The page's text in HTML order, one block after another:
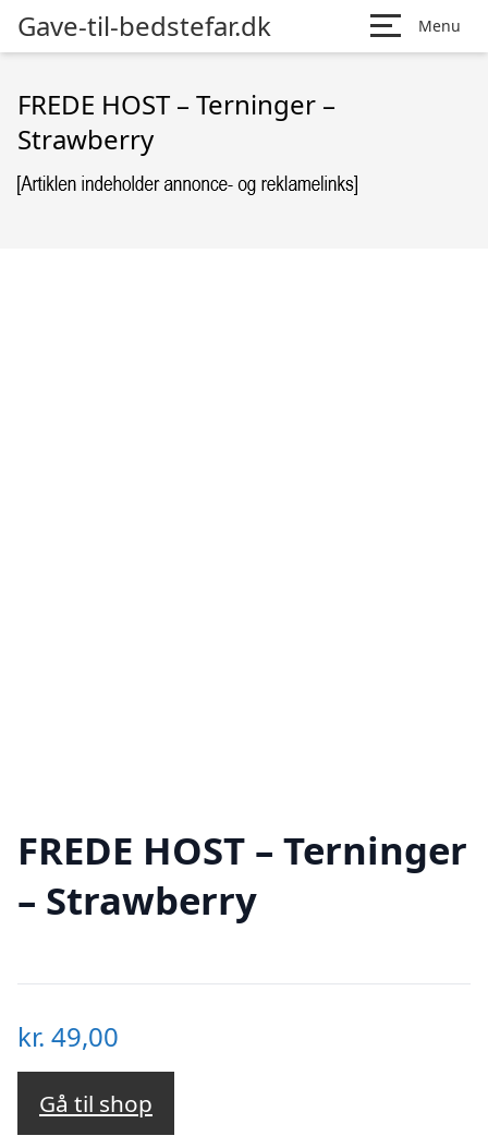
Gave-til-bedstefar.dk Menu
FREDE HOST – Terninger –
Strawberry
FREDE HOST – Terninger
– Strawberry
kr. 49,00
Gå til shop